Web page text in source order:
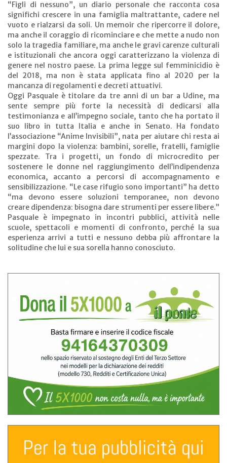
“Figli di nessuno”, un diario personale che racconta cosa
significhi crescere in una famiglia maltrattante, cadere nel
vuoto e rialzarsi da soli. Un memoir che ripercorre il dolore,
ma anche il coraggio di ricominciare e che mette a nudo non
solo la tragedia familiare, ma anche le gravi carenze culturali
e istituzionali che ancora oggi caratterizzano la violenza di
genere nel nostro paese. La prima legge sul femminicidio è
del 2018, ma non è stata applicata fino al 2020 per la
mancanza di regolamenti e decreti attuativi.
Oggi Pasquale è titolare da tre anni di un bar a Udine, ma
sente sempre più forte la necessità di dedicarsi alla
testimonianza e all’impegno sociale, tanto che ha portato il
suo libro in tutta Italia e anche in Senato. Ha fondato
l’associazione “Anime Invisibili”, nata per aiutare chi resta ai
margini dopo la violenza: bambini, sorelle, fratelli, famiglie
spezzate. Tra i progetti, un fondo di microcredito per
sostenere le donne nel raggiungimento dell’indipendenza
economica, accanto a percorsi di accompagnamento e
sensibilizzazione. “Le case rifugio sono importanti” ha detto
“ma devono essere soluzioni temporanee, non devono
creare dipendenza: bisogna dare strumenti per essere libere.”
Pasquale è impegnato in incontri pubblici, attività nelle
scuole, spettacoli e momenti di confronto, perché la sua
esperienza arrivi a tutti e nessuno debba più affrontare la
solitudine che lui e sua sorella hanno conosciuto.